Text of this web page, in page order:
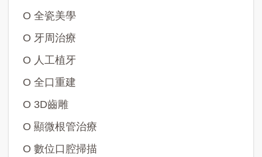
O 全瓷美學
O 牙周治療
O 人工植牙
O 全口重建
O 3D齒雕
O 顯微根管治療
O 數位口腔掃描